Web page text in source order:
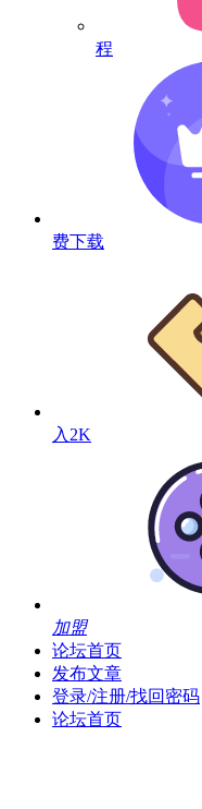
程
费下载
入2K
加盟
论坛首页
发布文章
登录/注册/找回密码
论坛首页